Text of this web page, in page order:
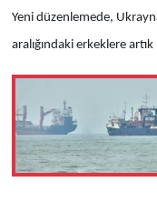
Yeni düzenlemede,
aralığındaki erkeklere